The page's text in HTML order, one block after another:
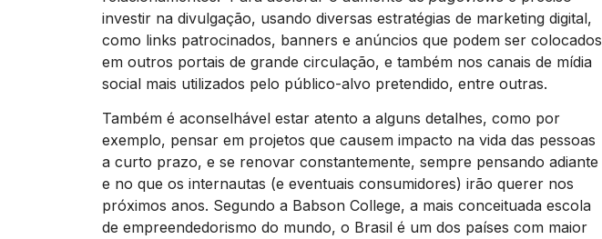
investir na divulgação, usando diversas estratégias de marketing digital,
como links patrocinados, banners e anúncios que podem ser colocados
em outros portais de grande circulação, e também nos canais de mídia
social mais utilizados pelo público-alvo pretendido, entre outras.
Também é aconselhável estar atento a alguns detalhes, como por
exemplo, pensar em projetos que causem impacto na vida das pessoas
a curto prazo, e se renovar constantemente, sempre pensando adiante
e no que os internautas (e eventuais consumidores) irão querer nos
próximos anos. Segundo a Babson College, a mais conceituada escola
de empreendedorismo do mundo, o Brasil é um dos países com maior